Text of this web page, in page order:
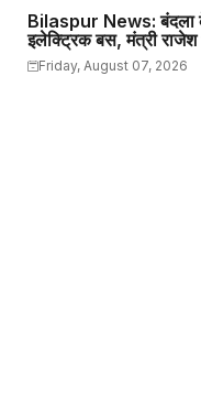
Bilaspur News: बंदला के
इलेक्ट्रिक बस, मंत्री राजेश
Friday, August 07, 2026